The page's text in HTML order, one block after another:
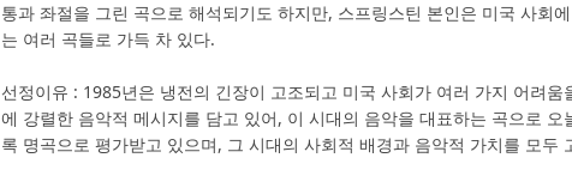
통과 좌절을 그린 곡으로 해석되기도 하지만, 스프링스틴 본인은 미국 사회
는 여러 곡들로 가득 차 있다.
선정이유 : 1985년은 냉전의 긴장이 고조되고 미국 사회가 여러 가지 어려
에 강렬한 음악적 메시지를 담고 있어, 이 시대의 음악을 대표하는 곡으로
록 명곡으로 평가받고 있으며, 그 시대의 사회적 배경과 음악적 가치를 모두